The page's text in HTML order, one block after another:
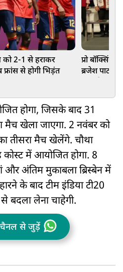
2-1 से हराकर
से होगी भिड़ंत
प्रो बॉक्सिंग
ब्रजेश पाठक
होगा, जिसके बाद 31
मैच खेला जाएगा. 2 नवंबर को
तीसरा मैच खेलेंगे. चौथा
में आयोजित होगा. 8
और अंतिम मुकाबला ब्रिस्बेन में
के बाद टीम इंडिया टी20
बदला लेना चाहेगी.
चैनल से जुड़ें